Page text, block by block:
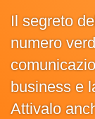
Il segreto
numero
business e
Attivalo